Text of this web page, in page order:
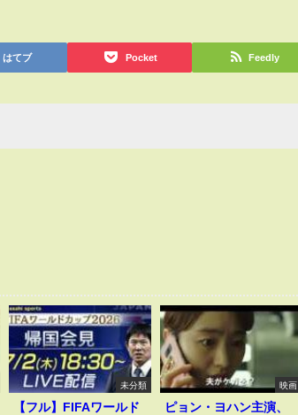
はてブ Pocket Feedly
未分類
【フル】FIFAワールド
映画
ピョン・ヨハン主演、